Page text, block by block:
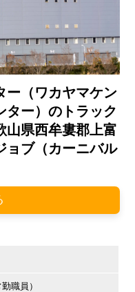
ー（ワカヤマケン
ター）のトラック
山県西牟婁郡上富
ョブ（カーニバル
職員）